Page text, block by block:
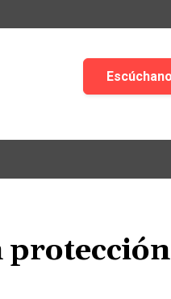
protección